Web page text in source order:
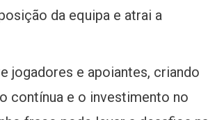
da equipa e atrai a
jogadores e apoiantes, criando
contínua e o investimento no